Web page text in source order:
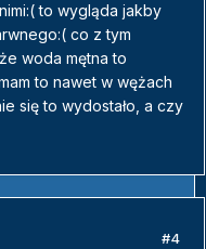
to wygląda jakby
co z tym
woda mętna to
to nawet w wężach
się to wydostało, a czy
#4